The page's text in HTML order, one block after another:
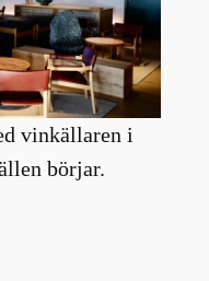
vinkällaren i
börjar.